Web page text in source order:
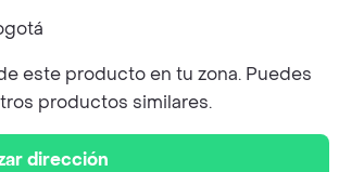
este producto en tu zona. Puedes
productos similares.
dirección